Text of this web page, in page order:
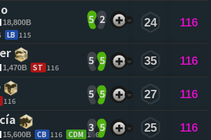
18,800B
LB 115
5 2 24 116
1,470B ST 116
5 5 35 116
116
5 5 27 116
15,600B CB 116 CDM 116
3 5 25 116